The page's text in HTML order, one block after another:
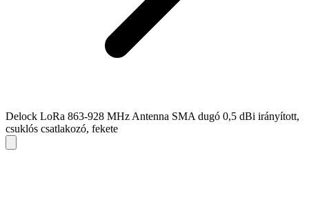
Delock LoRa 863-928 MHz Antenna SMA dugó 0,5 dBi irányított,
csuklós csatlakozó, fekete